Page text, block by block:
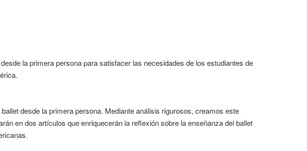
la primera persona para satisfacer las necesidades de los estudiantes de
desde la primera persona. Mediante análisis rigurosos, creamos este
en dos artículos que enriquecerán la reflexión sobre la enseñanza del ballet